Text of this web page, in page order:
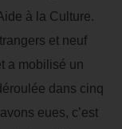
à la Culture.
et neuf
a mobilisé un
dans cinq
eues, c’est